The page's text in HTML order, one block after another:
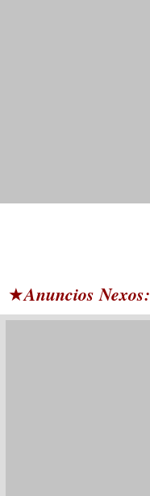
★Anuncios Nexos: